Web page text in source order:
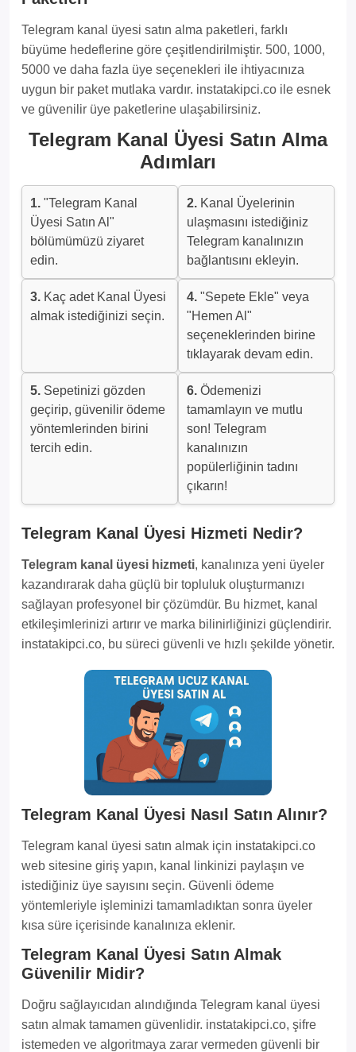
Telegram kanal üyesi satın alma paketleri, farklı
büyüme hedeflerine göre çeşitlendirilmiştir. 500, 1000,
5000 ve daha fazla üye seçenekleri ile ihtiyacınıza
uygun bir paket mutlaka vardır. instatakipci.co ile esnek
ve güvenilir üye paketlerine ulaşabilirsiniz.
Telegram Kanal Üyesi Satın Alma
Adımları
1. "Telegram Kanal
Üyesi Satın Al"
bölümümüzü ziyaret
edin.
2. Kanal Üyelerinin
ulaşmasını istediğiniz
Telegram kanalınızın
bağlantısını ekleyin.
3. Kaç adet Kanal Üyesi
almak istediğinizi seçin.
4. "Sepete Ekle" veya
"Hemen Al"
seçeneklerinden birine
tıklayarak devam edin.
5. Sepetinizi gözden
geçirip, güvenilir ödeme
yöntemlerinden birini
tercih edin.
6. Ödemenizi
tamamlayın ve mutlu
son! Telegram
kanalınızın
popülerliğinin tadını
çıkarın!
Telegram Kanal Üyesi Hizmeti Nedir?
Telegram kanal üyesi hizmeti, kanalınıza yeni üyeler
kazandırarak daha güçlü bir topluluk oluşturmanızı
sağlayan profesyonel bir çözümdür. Bu hizmet, kanal
etkileşimlerinizi artırır ve marka bilinirliğinizi güçlendirir.
instatakipci.co, bu süreci güvenli ve hızlı şekilde yönetir.
Telegram Kanal Üyesi Nasıl Satın Alınır?
Telegram kanal üyesi satın almak için instatakipci.co
web sitesine giriş yapın, kanal linkinizi paylaşın ve
istediğiniz üye sayısını seçin. Güvenli ödeme
yöntemleriyle işleminizi tamamladıktan sonra üyeler
kısa süre içerisinde kanalınıza eklenir.
Telegram Kanal Üyesi Satın Almak
Güvenilir Midir?
Doğru sağlayıcıdan alındığında Telegram kanal üyesi
satın almak tamamen güvenlidir. instatakipci.co, şifre
istemeden ve algoritmaya zarar vermeden güvenli bir